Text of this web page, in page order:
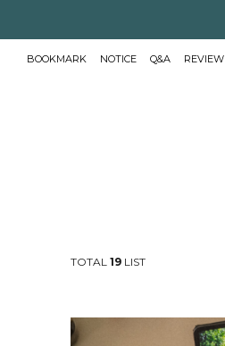
BOOKMARK NOTICE Q&A REVIEW
TOTAL19 LIST